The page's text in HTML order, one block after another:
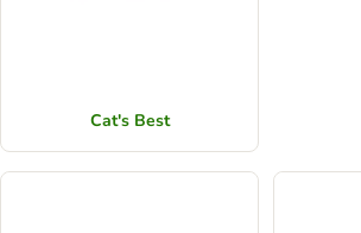
Cat's Best